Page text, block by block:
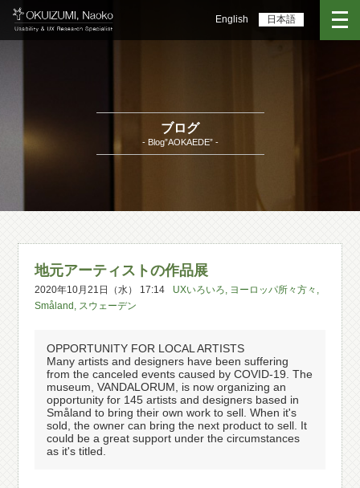
English 日本語
ブログ
- Blog”AOKAEDE” -
地元アーティストの作品展
2020年10月21日（水） 17:14 UXいろいろ, ヨーロッパ所々方々 ,
Småland , スウェーデン
OPPORTUNITY FOR LOCAL ARTISTS
Many artists and designers have been suffering
from the canceled events caused by COVID-19. The
museum, VANDALORUM, is now organizing an
opportunity for 145 artists and designers based in
Småland to bring their own work to sell. When it's
sold, the owner can bring the next product to sell. It
could be a great support under the circumstances
as it's titled.